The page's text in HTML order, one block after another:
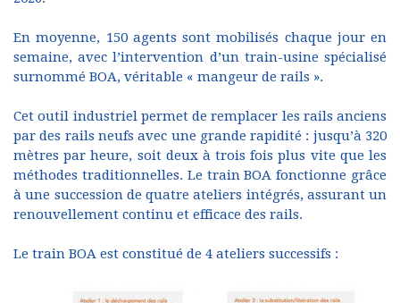
En moyenne, 150 agents sont mobilisés chaque jour en
semaine, avec l’intervention d’un train-usine spécialisé
surnommé BOA, véritable « mangeur de rails ».
Cet outil industriel permet de remplacer les rails anciens
par des rails neufs avec une grande rapidité : jusqu’à 320
mètres par heure, soit deux à trois fois plus vite que les
méthodes traditionnelles. Le train BOA fonctionne grâce
à une succession de quatre ateliers intégrés, assurant un
renouvellement continu et efficace des rails.
Le train BOA est constitué de 4 ateliers successifs :